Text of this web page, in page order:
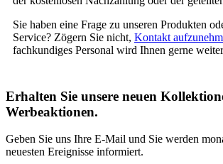
Sie haben eine Frage zu unseren Produkten
Service? Zögern Sie nicht, Kontakt
fachkundiges Personal wird Ihnen gerne
Erhalten Sie unsere neuen
Werbeaktionen.
Geben Sie uns Ihre E-Mail und Sie werden
neuesten Ereignisse informiert.